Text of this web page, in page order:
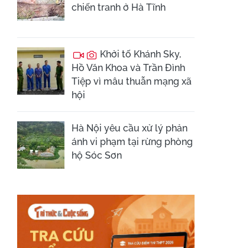
chiến tranh ở Hà Tĩnh
Khởi tố Khánh Sky,
Hồ Văn Khoa và Trần Đình
Tiệp vì mâu thuẫn mạng xã
hội
Hà Nội yêu cầu xử lý phản
ánh vi phạm tại rừng phòng
hộ Sóc Sơn